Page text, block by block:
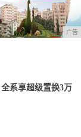
广告
系享超级置换3万